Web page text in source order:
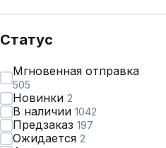
Статус
Мгновенная отправка
505
Новинки 2
В наличии 1042
Предзаказ 197
Ожидается 2